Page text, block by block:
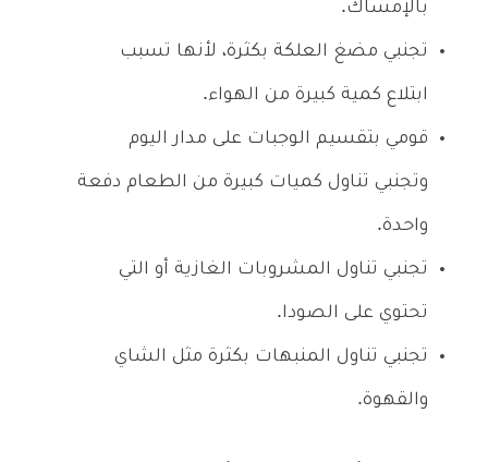
بالإمساك.
تجنبي مضغ العلكة بكثرة، لأنها تسبب
ابتلاع كمية كبيرة من الهواء.
قومي بتقسيم الوجبات على مدار اليوم
وتجنبي تناول كميات كبيرة من الطعام دفعة
واحدة.
تجنبي تناول المشروبات الغازية أو التي
تحتوي على الصودا.
تجنبي تناول المنبهات بكثرة مثل الشاي
والقهوة.